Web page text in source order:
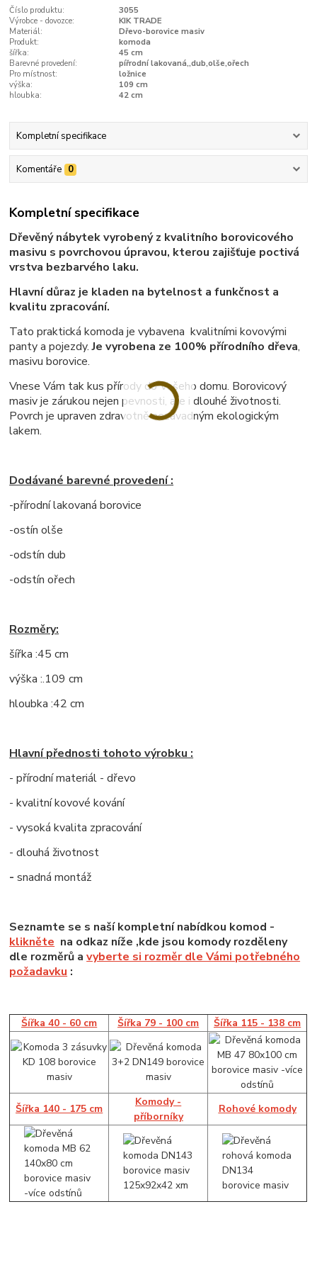
Číslo produktu:
3055
Výrobce - dovozce:
KIK TRADE
Materiál:
Dřevo-borovice masiv
Produkt:
komoda
šířka:
45 cm
Barevné provedení:
pířrodní lakovaná,,dub,olše,ořech
Pro místnost:
ložnice
výška:
109 cm
hloubka:
42 cm
Kompletní specifikace
Komentáře 0
Kompletní specifikace
Dřevěný nábytek vyrobený z kvalitního borovicového
masivu s povrchovou úpravou, kterou zajišťuje poctivá
vrstva bezbarvého laku.
Hlavní důraz je kladen na bytelnost a funkčnost a
kvalitu zpracování.
Tato praktická komoda je vybavena kvalitními kovovými
panty a pojezdy.Je vyrobena ze 100% přírodního dřeva,
masivu borovice.
Vnese Vám tak kus přírody do Vašeho domu. Borovicový
masiv je zárukou nejen pevnosti, ale i dlouhé životnosti.
Povrch je upraven zdravotně nezávadným ekologickým
lakem.
Dodávané barevné provedení :
-přírodní lakovaná borovice
-ostín olše
-odstín dub
-odstín ořech
Rozměry:
šířka :45 cm
výška :.109 cm
hloubka :42 cm
Hlavní přednosti tohoto výrobku :
- přírodní materiál - dřevo
- kvalitní kovové kování
- vysoká kvalita zpracování
- dlouhá životnost
-snadná montáž
Seznamte se s naší kompletní nabídkou komod -
klikněte na odkaz níže ,kde jsou komody rozděleny
dle rozměrů avyberte si rozměr dle Vámi potřebného
požadavku :
Šířka 40 - 60 cm Šířka 79 - 100 cm Šířka 115 - 138 cm
Šířka 140 - 175 cm
Komody -
příborníky
Rohové komody